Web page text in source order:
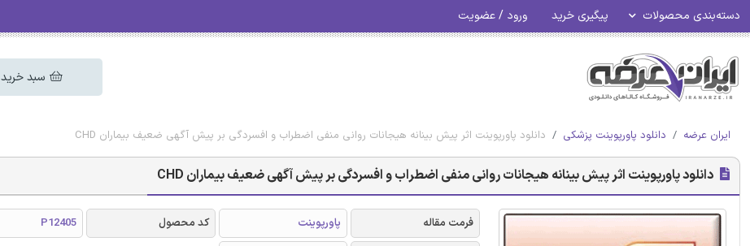
دسته‌بندی محصولات پیگیری خرید ورود / عضویت
سبد خرید
ایران عرضه دانلود پاورپوینت پزشکی دانلود پاورپوینت اثر پیش بینانه هیجانات روانی منفی اضطراب و افسردگی بر پیش آگهی ضعیف بیماران CHD
دانلود پاورپوینت اثر پیش بینانه هیجانات روانی منفی اضطراب و افسردگی بر پیش آگهی ضعیف بیماران CHD
فرمت مقاله پاورپوینت کد محصول
P12405